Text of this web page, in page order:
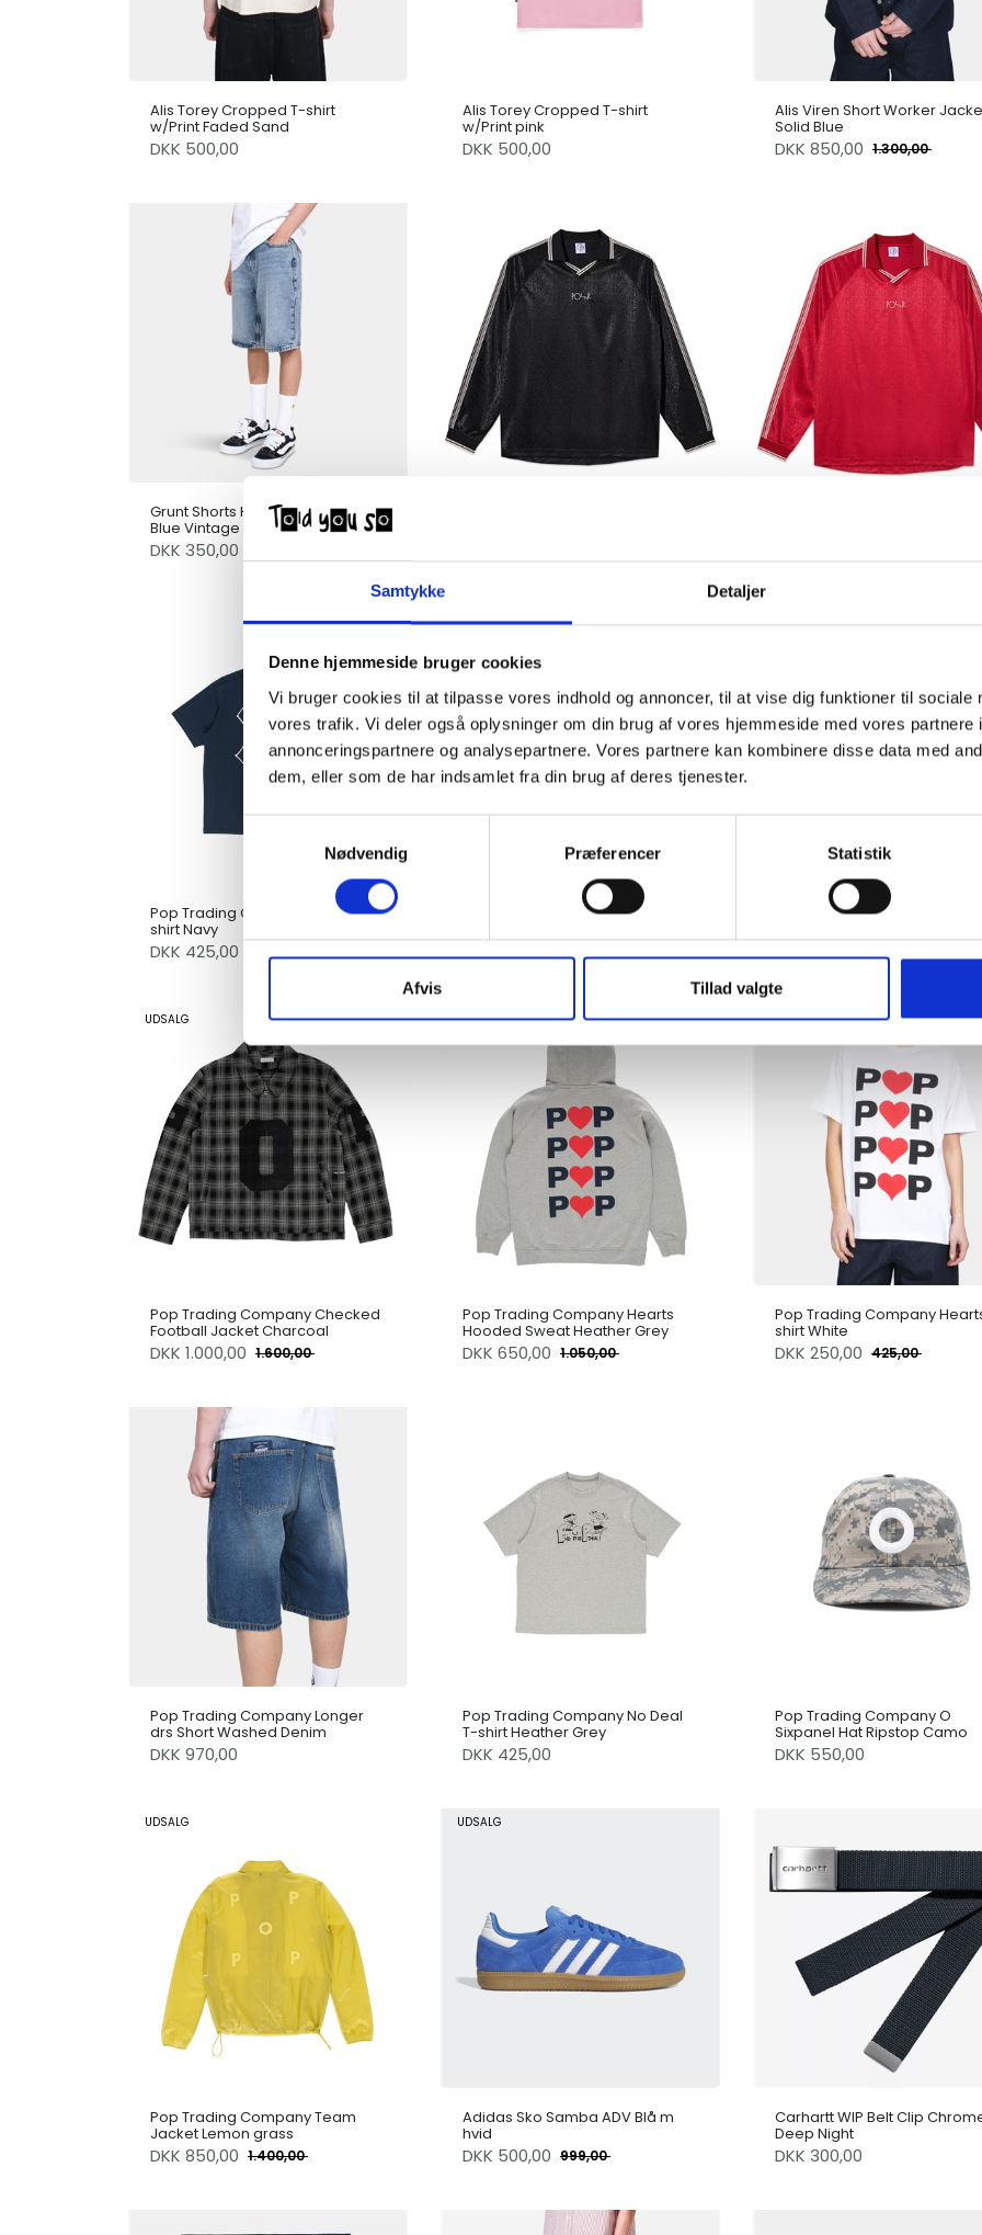
Samtykke Detaljer
Denne hjemmeside bruger cookies
Vi bruger cookies til at tilpasse vores indhold og annoncer, til at vise dig funktioner til sociale
vores trafik. Vi deler også oplysninger om din brug af vores hjemmeside med vores partnere
annonceringspartnere og analysepartnere. Vores partnere kan kombinere disse data med
dem, eller som de har indsamlet fra din brug af deres tjenester.
Nødvendig
Præferencer Statistik
Afvis Tillad valgte
Alis Torey Cropped T-shirt
w/Print Faded Sand
DKK 500,00
Alis Torey Cropped T-shirt
w/Print pink
DKK 500,00
Alis Viren Short Worker
Solid Blue
DKK 850,00 1.300,00
Grunt Shorts Hamon 2514-301
Blue Vintage
DKK 350,00
Pop Trading Company Acid T-
shirt Navy
DKK 425,00 DKK 280,00
Pop Trading Company Block
DKK 425,00
UDSALG
Pop Trading Company Checked
Football Jacket Charcoal
DKK 1.000,00 1.600,00
UDSALG
Pop Trading Company Hearts
Hooded Sweat Heather Grey
DKK 650,00 1.050,00
UDSALG
Pop Trading Company
shirt White
DKK 250,00 425,00
Pop Trading Company Longer
drs Short Washed Denim
DKK 970,00
Pop Trading Company No Deal
T-shirt Heather Grey
DKK 425,00
Pop Trading Company O
Sixpanel Hat Ripstop Camo
DKK 550,00
UDSALG
Pop Trading Company Team
Jacket Lemon grass
DKK 850,00 1.400,00
UDSALG
Adidas Sko Samba ADV Blå m
hvid
DKK 500,00 999,00
Carhartt WIP Belt Clip
Deep Night
DKK 300,00